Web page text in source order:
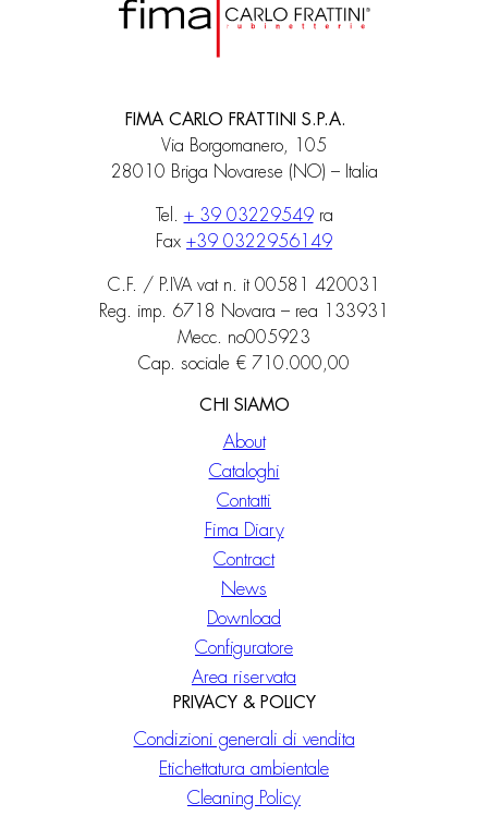
FIMA CARLO FRATTINI S.P.A.
Via Borgomanero, 105
28010 Briga Novarese (NO) – Italia
Tel. + 39 03229549ra
Fax +39 0322956149
C.F. / P.IVA vat n. it 00581 420031
Reg. imp. 6718 Novara – rea 133931
Mecc. no005923
Cap. sociale € 710.000,00
CHI SIAMO
About
Cataloghi
Contatti
Fima Diary
Contract
News
Download
Configuratore
Area riservata
PRIVACY & POLICY
Condizioni generali di vendita
Etichettatura ambientale
Cleaning Policy